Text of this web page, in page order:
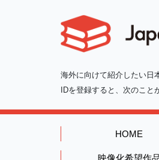
海外に向けて紹介したい日
IDを登録すると、次のこと
HOME